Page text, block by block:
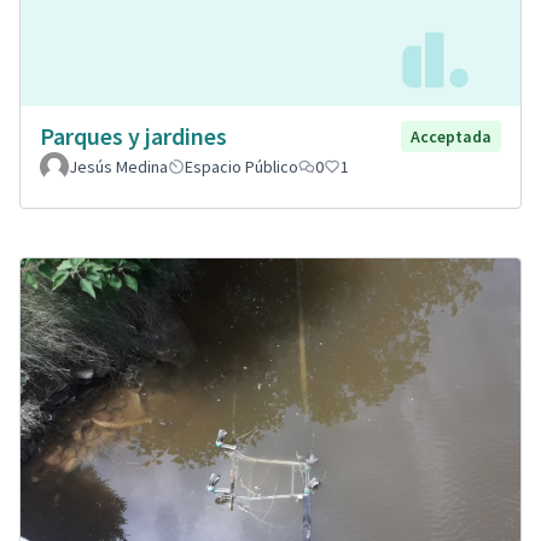
Parques y jardines
Acceptada
Jesús Medina
Espacio Público 0 1